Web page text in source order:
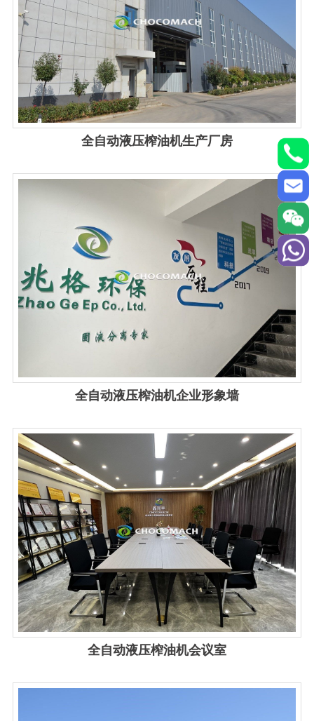
View details
全自动液压榨油机生产厂房
View details
全自动液压榨油机企业形象墙
全自动液压榨油机会议室